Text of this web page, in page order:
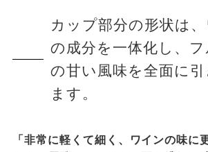
カップ部分の形状は
の成分を一体化し、フ
の甘い風味を全面に引
ます。
「非常に軽くて細く、ワインの味に